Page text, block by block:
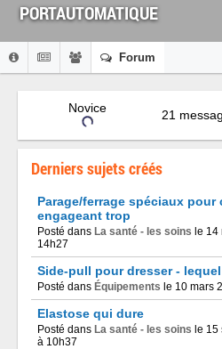
PORTAUTOMATIQUE
Forum
Novice 21
Derniers sujets créés
Parage/ferrage spéciaux pour
engageant trop
Posté dans La santé - les soins le
14h27
Side-pull pour dresser -
Posté dans Équipements le 10 mars
Elastose qui dure
Posté dans La santé - les soins le
à 10h37